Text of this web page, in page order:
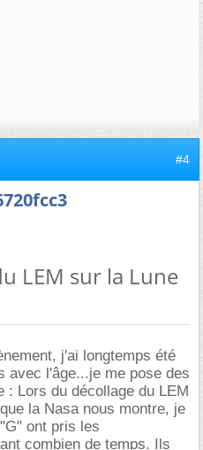
#4
LEM sur la Lune
j'ai longtemps été
avec l'âge...je me pose des
: Lors du décollage du LEM
la Nasa nous montre, je
ont pris les
combien de temps. Ils